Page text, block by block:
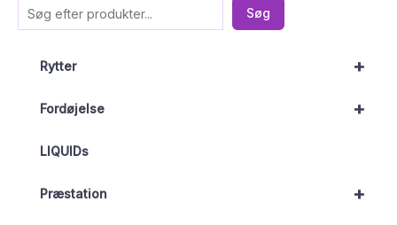
Søg
+
Rytter
+
Fordøjelse
LIQUIDs
+
Præstation